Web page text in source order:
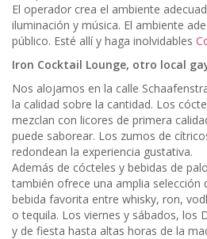
El operador crea el ambiente
iluminación y música. El ambiente
público. Esté allí y haga inolvidables
Iron Cocktail Lounge, otro local
Nos alojamos en la calle
la calidad sobre la cantidad. Los
mezclan con licores de primera
puede saborear. Los zumos de
redondean la experiencia gustativa.
Además de cócteles y bebidas de
también ofrece una amplia selección
bebida favorita entre whisky, ron,
o tequila. Los viernes y sábados, los
y de fiesta hasta altas horas de la